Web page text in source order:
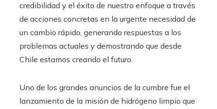
credibilidad y el éxito de nuestro enfoque a través
de acciones concretas en la urgente necesidad de
un cambio rápido, generando respuestas a los
problemas actuales y demostrando que desde
Chile estamos creando el futuro.
Uno de los grandes anuncios de la cumbre fue el
lanzamiento de la misión de hidrógeno limpio que